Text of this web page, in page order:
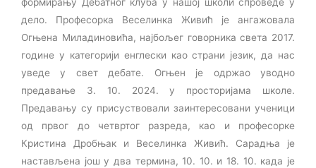
формирању Дебатног клуба у нашој школи спроведе у
дело. Професорка Веселинка Живић је ангажовала
Огњена Миладиновића, најбољег говорника света 2017.
године у категорији енглески као страни језик, да нас
уведе у свет дебате. Огњен је одржао уводно
предавање 3. 10. 2024. у просторијама школе.
Предавању су присуствовали заинтересовани ученици
од првог до четвртог разреда, као и професорке
Кристина Дробњак и Веселинка Живић. Сарадња је
настављена још у два термина, 10. 10. и 18. 10. када је